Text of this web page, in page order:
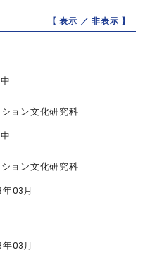
【 表示 ／非表示 】
ョン文化研究科
ョン文化研究科
03月
03月